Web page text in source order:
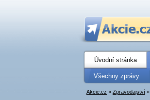
Úvodní stránka
Všechny zprávy
Akcie.cz » Zpravodajství »